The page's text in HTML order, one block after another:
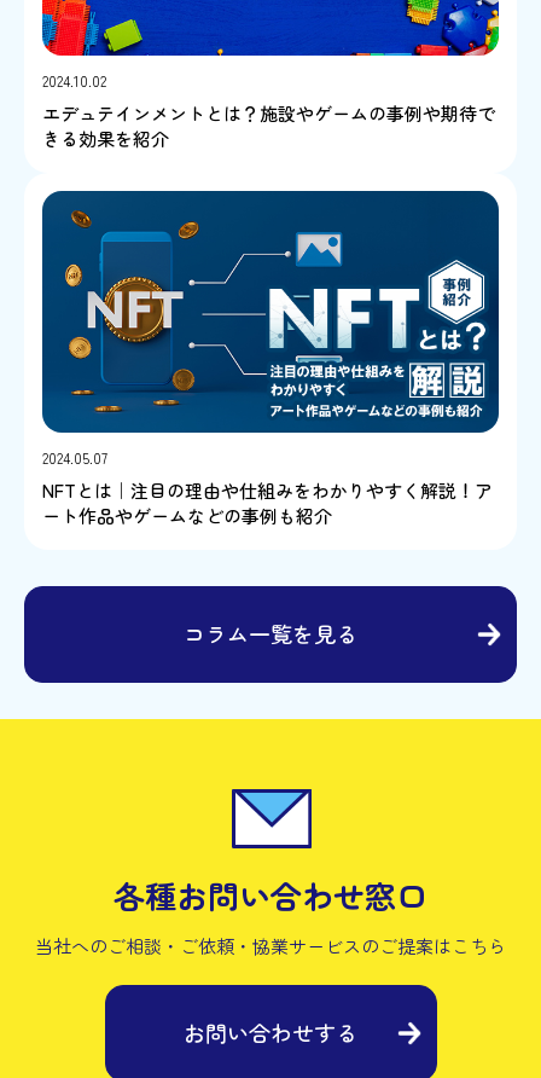
2024.10.02
エデュテインメントとは？施設やゲームの事例や期待で
きる効果を紹介
2024.05.07
NFTとは｜注目の理由や仕組みをわかりやすく解説！ア
ート作品やゲームなどの事例も紹介
コラム一覧を見る
各種お問い合わせ窓口
当社へのご相談・ご依頼・協業サービスのご提案はこちら
お問い合わせする